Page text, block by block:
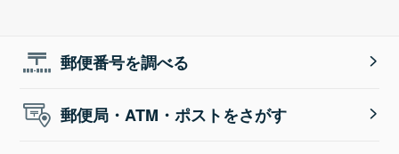
郵便番号を調べる
郵便局・ATM・ポストをさがす